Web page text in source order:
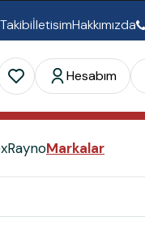
İletisimHakkımızda
Hesabım
RaynoMarkalar